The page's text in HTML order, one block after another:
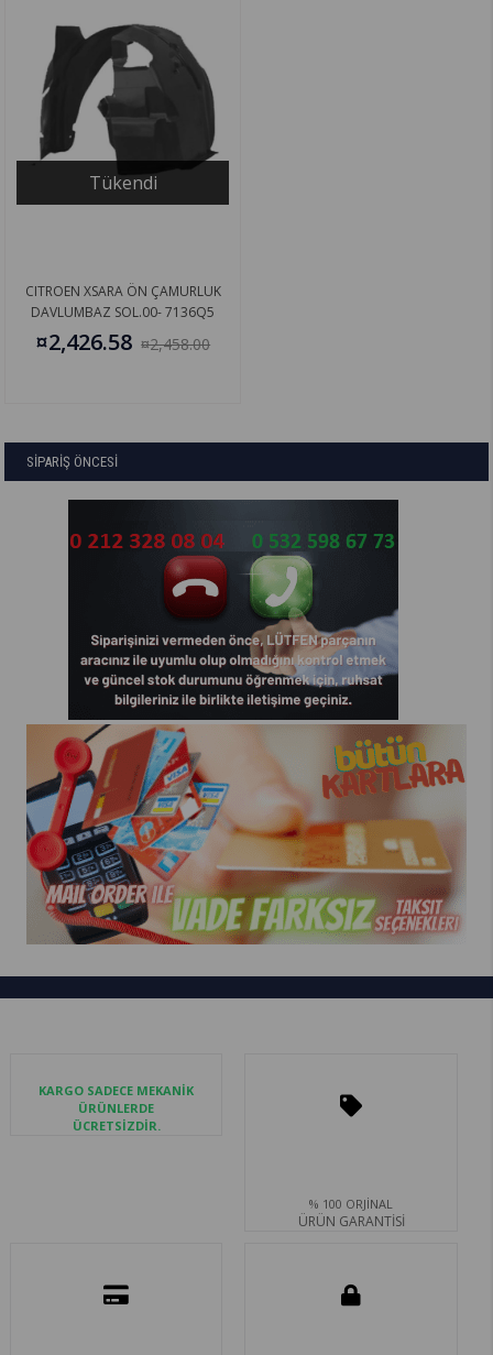
Tükendi
CITROEN XSARA ÖN ÇAMURLUK
DAVLUMBAZ SOL.00- 7136Q5
¤2,426.58 ¤2,458.00
SİPARİŞ ÖNCESİ
KARGO SADECE MEKANİK
ÜRÜNLERDE
ÜCRETSİZDİR.
% 100 ORJİNAL
ÜRÜN GARANTİSİ